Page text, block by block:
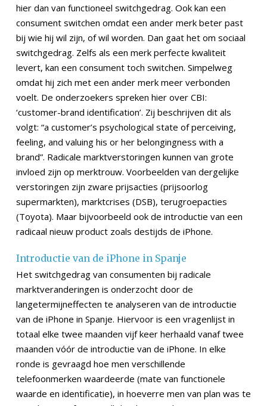
hier dan van functioneel switchgedrag. Ook kan een
consument switchen omdat een ander merk beter past
bij wie hij wil zijn, of wil worden. Dan gaat het om sociaal
switchgedrag. Zelfs als een merk perfecte kwaliteit
levert, kan een consument toch switchen. Simpelweg
omdat hij zich met een ander merk meer verbonden
voelt. De onderzoekers spreken hier over CBI:
‘customer-brand identification’. Zij beschrijven dit als
volgt: “a customer’s psychological state of perceiving,
feeling, and valuing his or her belongingness with a
brand”. Radicale marktverstoringen kunnen van grote
invloed zijn op merktrouw. Voorbeelden van dergelijke
verstoringen zijn zware prijsacties (prijsoorlog
supermarkten), marktcrises (DSB), terugroepacties
(Toyota). Maar bijvoorbeeld ook de introductie van een
radicaal nieuw product zoals destijds de iPhone.
Introductie van de iPhone in Spanje
Het switchgedrag van consumenten bij radicale
marktveranderingen is onderzocht door de
langetermijneffecten te analyseren van de introductie
van de iPhone in Spanje. Hiervoor is een vragenlijst in
totaal elke twee maanden vijf keer herhaald vanaf twee
maanden vóór de introductie van de iPhone. In elke
ronde is gevraagd hoe men verschillende
telefoonmerken waardeerde (mate van functionele
waarde en identificatie), in hoeverre men van plan was te